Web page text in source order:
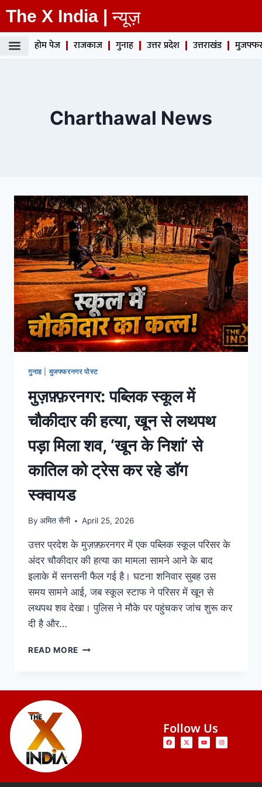
The X India | न्यूज़
होम पेज राजकाज गुनाह उत्तर प्रदेश उत्तराखंड
Charthawal News
गुनाह| मुजफ्फरनगर पोस्ट
मुज़फ़्फ़रनगर: पब्लिक स्कूल में
चौकीदार की हत्या, खून से लथपथ
पड़ा मिला शव, ‘खून के निशां’ से
कातिल को ट्रेस कर रहे डॉग
स्क्वायड
By अमित सैनी April 25, 2026
उत्तर प्रदेश के मुज़फ़्फ़रनगर में एक पब्लिक स्कूल परिसर के
अंदर चौकीदार की हत्या का मामला सामने आने के बाद
इलाके में सनसनी फैल गई है। घटना शनिवार सुबह उस
समय सामने आई, जब स्कूल स्टाफ ने परिसर में खून से
लथपथ शव देखा। पुलिस ने मौके पर पहुंचकर जांच शुरू कर
दी है और…
READ MORE
Follow Us